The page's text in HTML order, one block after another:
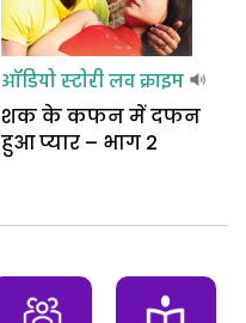
ऑडियो स्टोरीलव क्राइम
शक के कफन में दफन
हुआ प्यार – भाग 2